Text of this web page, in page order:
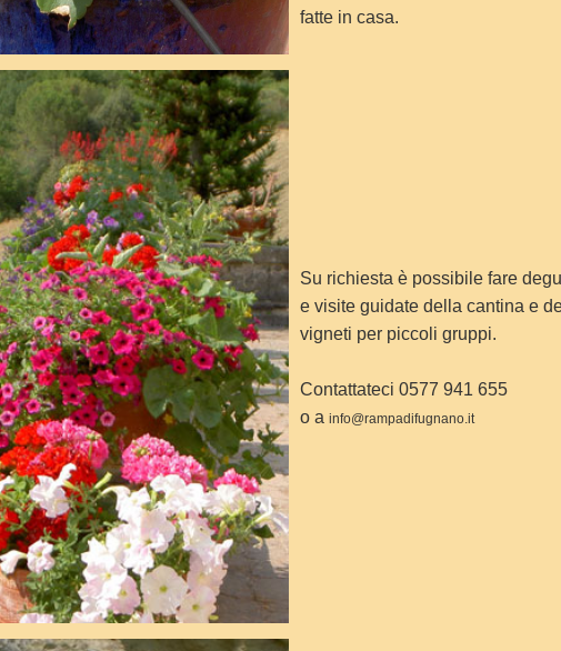
fatte in casa.
Su richiesta è possibile fare
e visite guidate della cantina e
vigneti per piccoli gruppi.
Contattateci 0577 941 655
o a info@rampadifugnano.it